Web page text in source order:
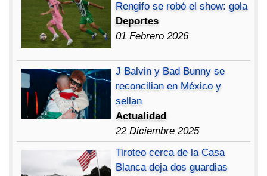
Rengifo se robó el show: gola
Deportes
01 Febrero 2026
J Balvin y Bad Bunny se
reconcilian en México y
sellan
Actualidad
22 Diciembre 2025
Tiroteo cerca de la Casa
Blanca deja dos guardias